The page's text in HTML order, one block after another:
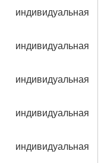
индивидуальная
индивидуальная
индивидуальная
индивидуальная
индивидуальная